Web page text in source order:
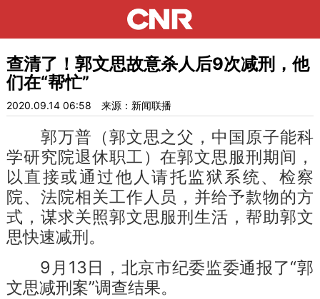
查清了！郭文思故意杀人后9次减刑，他
们在“帮忙”
2020.09.14 06:58 来源：新闻联播
郭万普（郭文思之父，中国原子能科
学研究院退休职工）在郭文思服刑期间，
以直接或通过他人请托监狱系统、检察
院、法院相关工作人员，并给予款物的方
式，谋求关照郭文思服刑生活，帮助郭文
思快速减刑。
9月13日，北京市纪委监委通报了“郭
文思减刑案”调查结果。